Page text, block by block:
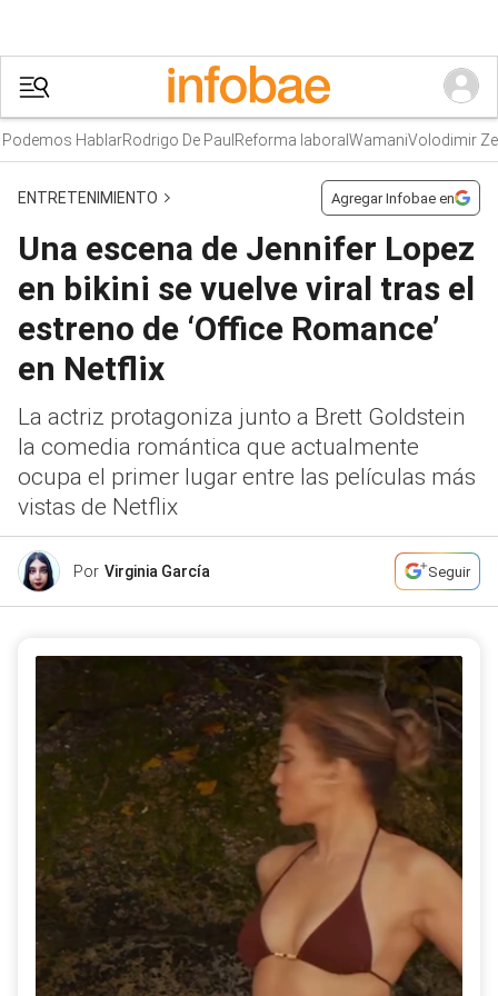
HablarRodrigo De PaulReforma laboralWamaniVolodimir
ENTRETENIMIENTO Agregar Infobae en
Una escena de Jennifer Lopez
en bikini se vuelve viral tras el
estreno de ‘Office Romance’
en Netflix
La actriz protagoniza junto a Brett Goldstein
la comedia romántica que actualmente
ocupa el primer lugar entre las películas más
vistas de Netflix
Por Virginia García Seguir
El largometraje combina romance y ambiente
corporativo en una historia protagonizada por Jennifer